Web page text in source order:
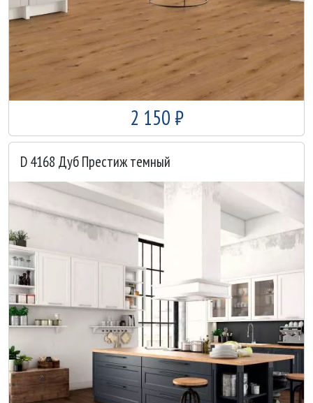
2 150 ₽
D 4168 Дуб Престиж темный